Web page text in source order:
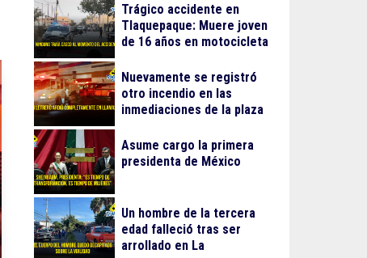
Trágico accidente en
Tlaquepaque: Muere joven
de 16 años en motocicleta
Nuevamente se registró
otro incendio en las
inmediaciones de la plaza
Asume cargo la primera
presidenta de México
Un hombre de la tercera
edad falleció tras ser
arrollado en La